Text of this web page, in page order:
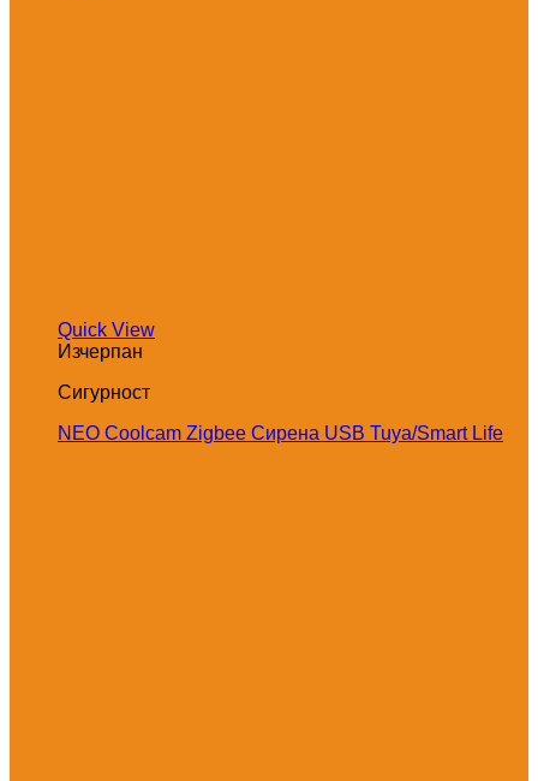
Quick View
Изчерпан
Сигурност
NEO Coolcam Zigbee Сирена USB Tuya/Smart Life